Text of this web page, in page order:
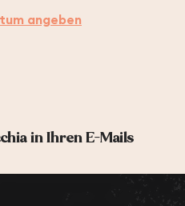
angeben
in Ihren E-Mails